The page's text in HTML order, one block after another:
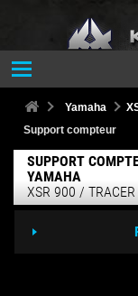
Yamaha
Support compteur
SUPPORT
YAMAHA
XSR 900 / TRACER